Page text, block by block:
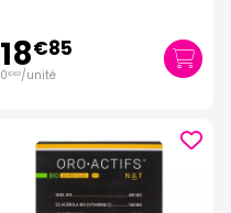
18€85
0€63/unité